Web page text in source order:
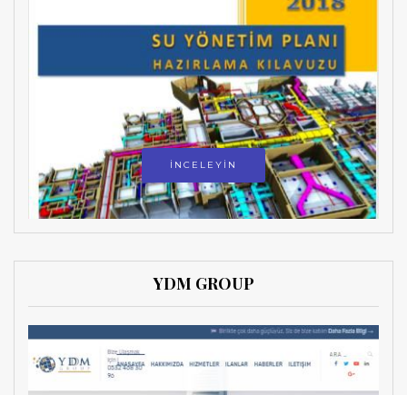
İNCELEYİN
YDM GROUP